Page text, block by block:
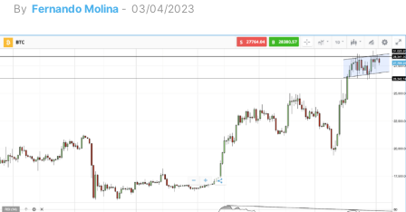
By Fernando Molina - 03/04/2023